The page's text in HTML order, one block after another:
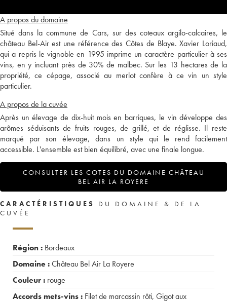
A propos du domaine
Situé dans la commune de Cars, sur des coteaux argilo-calcaires, le
château Bel-Air est une référence des Côtes de Blaye. Xavier Loriaud,
qui a repris le vignoble en 1995 imprime un caractère particulier à ses
vins, en y incluant près de 30% de malbec. Sur les 13 hectares de la
propriété, ce cépage, associé au merlot confère à ce vin un style
particulier.
A propos de la cuvée
Après un élevage de dix-huit mois en barriques, le vin développe des
arômes séduisants de fruits rouges, de grillé, et de réglisse. Il reste
marqué par son élevage, dans un style qui le rend facilement
accessible. L'ensemble est bien équilibré, avec une finale longue.
CONSULTER LES COTES DU DOMAINE CHÂTEAU
BEL AIR LA ROYERE
CARACTÉRISTIQUES
DU DOMAINE & DE LA
CUVÉE
Région : Bordeaux
Domaine :Château Bel Air La Royere
Couleur : rouge
Accords mets-vins : Filet de marcassin rôti, Gigot aux